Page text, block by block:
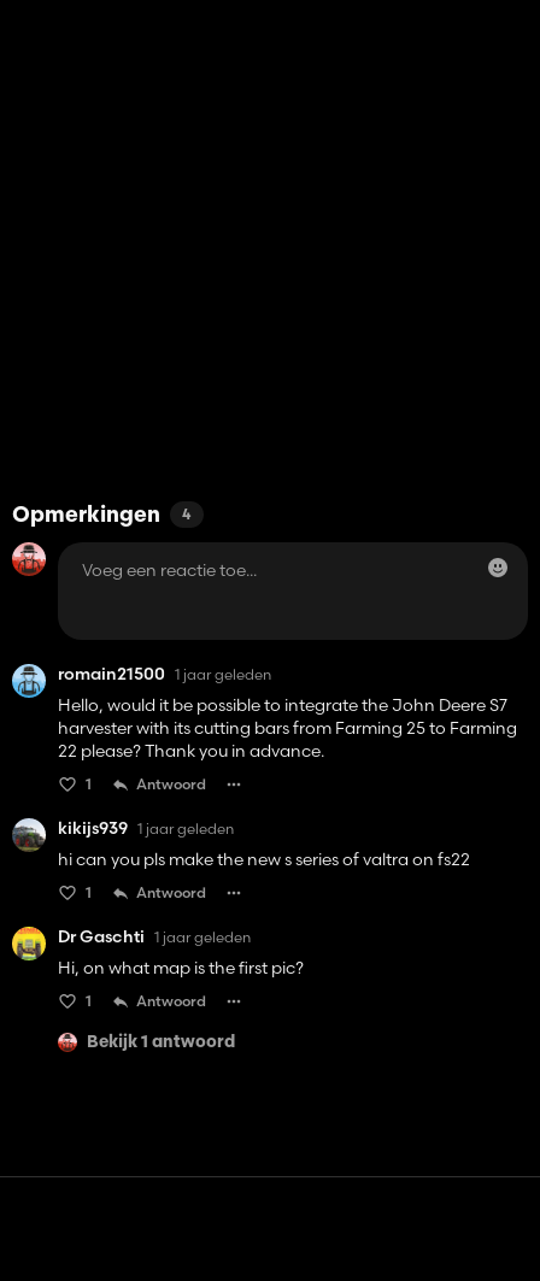
Opmerkingen 4
romain21500 1 jaar geleden
Hello, would it be possible to integrate the John Deere S7
harvester with its cutting bars from Farming 25 to Farming
22 please? Thank you in advance.
1 Antwoord
kikijs939 1 jaar geleden
hi can you pls make the new s series of valtra on fs22
1 Antwoord
Dr Gaschti 1 jaar geleden
Hi, on what map is the first pic?
1 Antwoord
Bekijk 1 antwoord